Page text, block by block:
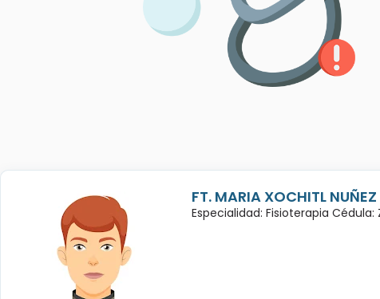
FT. MARIA XOCHITL
Especialidad: Fisioterapia Cédula: